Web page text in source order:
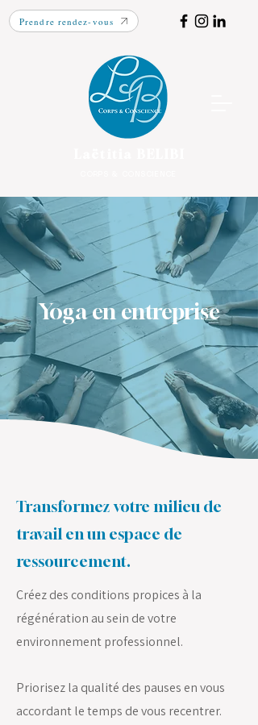
Prendre rendez-vous
Yoga en entreprise
Transformez votre milieu de
travail en un espace de
ressourcement.
Créez des conditions propices à la
régénération au sein de votre
environnement professionnel.
Priorisez la qualité des pauses en vous
accordant le temps de vous recentrer.